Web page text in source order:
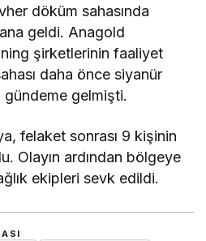
döküm sahasında
geldi. Anagold
şirketlerinin faaliyet
daha önce siyanür
gündeme gelmişti.
felaket sonrası 9 kişinin
Olayın ardından bölgeye
ekipleri sevk edildi.